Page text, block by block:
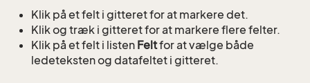
Klik på et felt i gitteret for at markere det.
Klik og træk i gitteret for at markere flere felter.
Klik på et felt i listen Feltfor at vælge både
ledeteksten og datafeltet i gitteret.